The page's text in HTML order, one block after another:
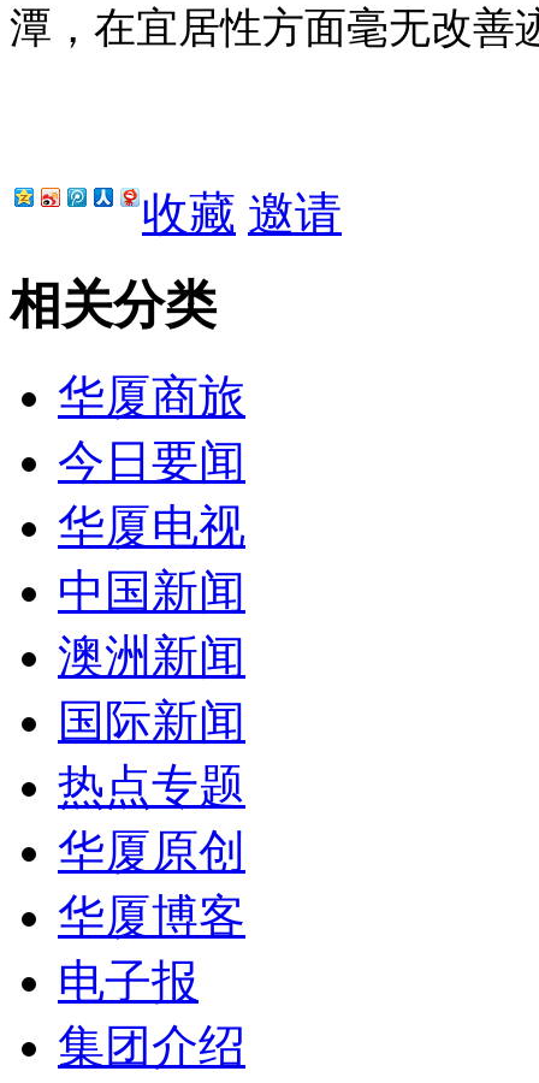
潭，在宜居性方面毫无改善
收藏 邀请
相关分类
华厦商旅
今日要闻
华厦电视
中国新闻
澳洲新闻
国际新闻
热点专题
华厦原创
华厦博客
电子报
集团介绍